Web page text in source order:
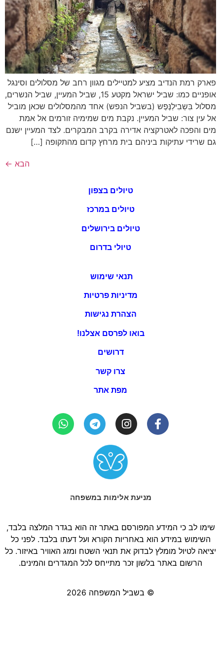
פארק רמת הנדיב מציע למטיילים מגוון רחב של מסלולים וסינגל
אופניים כמו: שביל ישראל מקטע 15, שביל המעיין, שביל הנשרים,
מסלול בִּשְבִילַנֶּפֶש (בשביל הנפש) אחד מהמסלולים שכאן מוביל
אל עין צור: שביל המעיין. נקבת מים שמימיה זורמים אל אמת
מים והפכה לאטרקציה אדירה בקרב המבקרים. לצד המעיין ישנם
גם שרידי עתיקות ביניהם בית מרחץ קדום מהתקופה […]
הבא ←
טיולים בצפון
טיולים במרכז
טיולים בירושלים
טיולי בדרום
תנאי שימוש
מדיניות פרטיות
הצהרת נגישות
בואו לפרסם אצלנו!
דרושים
צרו קשר
מפת אתר
מניעת אלימות במשפחה
שימו לב כי המידע המפורסם באתר זה הוא בגדר המלצה בלבד,
השימוש במידע הוא באחריות הקורא ועל דעתו בלבד. לפני כל
יציאה לטיול מומלץ לבדוק את תנאי השטח ומזג האוויר באיזור. כל
הרשום באתר בלשון זכר מתייחס לכל המגדרים והמינים.
© בשביל המשפחה 2026